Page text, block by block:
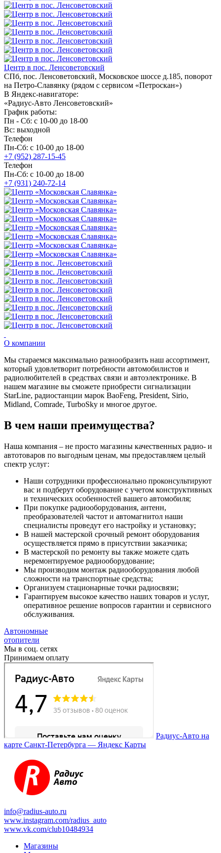
Центр в пос. Ленсоветовский
СПб, пос. Ленсоветовский, Московское шоссе д.185, поворот
на Петро-Славянку (рядом с сервисом «Петроскан»)
В Яндекс-навигаторе:
«Радиус-Авто Ленсоветовский»
График работы:
Пн - Сб: с 10-00 до 18-00
Вс: выходной
Телефон
Пн-Сб: с 10-00 до 18-00
+7 (952) 287-15-45
Телефон
Пн-Сб: с 10-00 до 18-00
+7 (931) 240-72-14
О компании
Мы стараемся максимально разнообразить наш ассортимент,
который удовлетворит потребности автомобилистов и
радиолюбителей в средствах связи и автоэлектронике. В
нашем магазине вы сможете приобрести сигнализации
StarLine, радиостанции марок BaoFeng, President, Sirio,
Midland, Comrade, TurboSky и многое другое.
В чем наши преимущества?
Наша компания – не просто магазины качественных радио- и
автотоваров по выгодным ценам, мы предоставляем целый
спектр услуг:
Наши сотрудники профессионально проконсультируют
вас и подберут оборудование с учетом конструктивных
и технических особенностей вашего автомобиля;
При покупке радиооборудования, антенн,
преобразователей частот и автомагнитол наши
специалисты проведут его настройку и установку;
В нашей мастерской срочный ремонт оборудования
осуществляется прямо в присутствии заказчика;
В мастерской по ремонту вы также можете сдать
неремонтируемое радиооборудование;
Мы производим монтаж радиооборудования любой
сложности на транспортные средства;
Организуем стационарные точки радиосвязи;
Гарантируем высокое качество наших товаров и услуг,
оперативное решение вопросов гарантии и сервисного
обслуживания.
Автономные
отопители
Мы в соц. сетях
Принимаем оплату
Радиус-Авто на
карте Санкт‑Петербурга — Яндекс Карты
info@radius-auto.ru
www.instagram.com/radius_auto
www.vk.com/club10484934
Магазины